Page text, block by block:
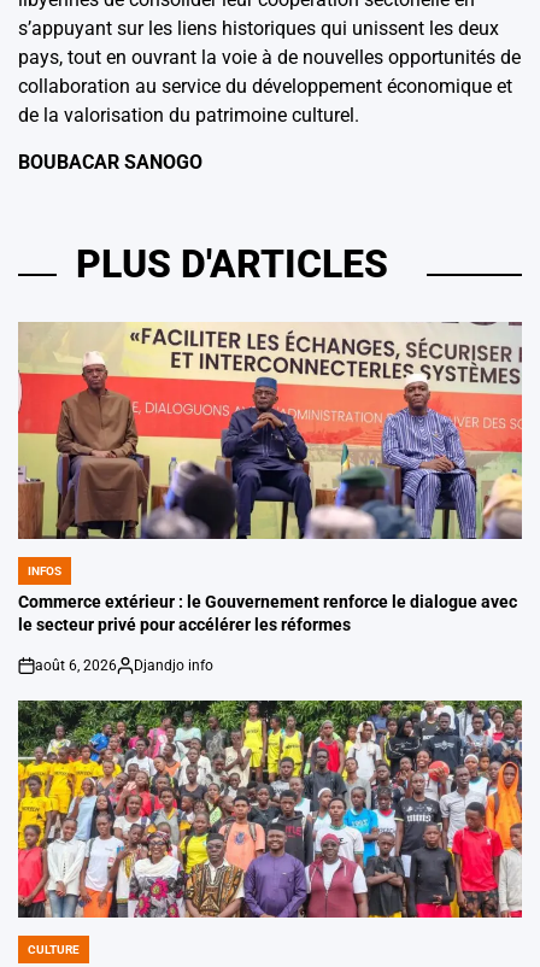
s’appuyant sur les liens historiques qui unissent les deux
pays, tout en ouvrant la voie à de nouvelles opportunités de
collaboration au service du développement économique et
de la valorisation du patrimoine culturel.
BOUBACAR SANOGO
PLUS D'ARTICLES
POSTED
IN
INFOS
Commerce extérieur : le Gouvernement renforce le dialogue avec
le secteur privé pour accélérer les réformes
on
août 6, 2026
Posted
Djandjo info
POSTED
CULTURE